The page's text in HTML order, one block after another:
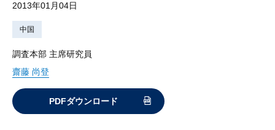
2013年01月04日
中国
調査本部 主席研究員
齋藤 尚登
PDFダウンロード